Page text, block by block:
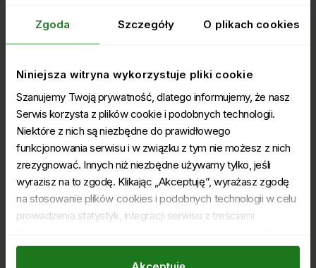
Zgoda Szczegóły O plikach cookies
Niniejsza witryna wykorzystuje pliki cookie
Szanujemy Twoją prywatność, dlatego informujemy, że nasz
Serwis korzysta z plików cookie i podobnych technologii.
Niektóre z nich są niezbędne do prawidłowego
funkcjonowania serwisu i w związku z tym nie możesz z nich
zrezygnować. Innych niż niezbędne używamy tylko, jeśli
wyrazisz na to zgodę. Klikając „Akceptuję”, wyrażasz zgodę
na stosowanie plików cookies i podobnych technologii w celu
prowadzenia statystyk, integracji serwisu z treściami
śledzenia Twojej aktywności dla potrzeb marketingowych, tj.
31.5.2023
Wyspy Kanaryjskie – którą wybrać?
Mapki i wskazówki
Dowiedz się, co mają do zaoferowania Wyspy
Kanaryjskie i wybierz idealną destynację dla siebie. Dzięki
naszym wskazówkom dokonasz dobrego wyboru.